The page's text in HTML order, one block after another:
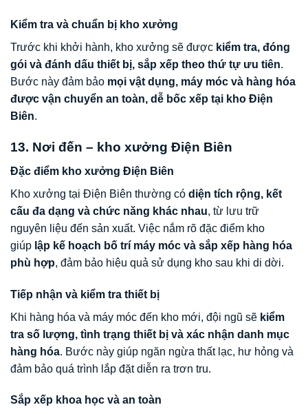
Kiểm tra và chuẩn bị kho xưởng
Trước khi khởi hành, kho xưởng sẽ được kiểm tra, đóng
gói và đánh dấu thiết bị, sắp xếp theo thứ tự ưu tiên.
Bước này đảm bảo mọi vật dụng, máy móc và hàng hóa
được vận chuyển an toàn, dễ bốc xếp tại kho Điện
Biên.
13. Nơi đến – kho xưởng Điện Biên
Đặc điểm kho xưởng Điện Biên
Kho xưởng tại Điện Biên thường có diện tích rộng, kết
cấu đa dạng và chức năng khác nhau, từ lưu trữ
nguyên liệu đến sản xuất. Việc nắm rõ đặc điểm kho
giúp lập kế hoạch bố trí máy móc và sắp xếp hàng hóa
phù hợp, đảm bảo hiệu quả sử dụng kho sau khi di dời.
Tiếp nhận và kiểm tra thiết bị
Khi hàng hóa và máy móc đến kho mới, đội ngũ sẽ kiểm
tra số lượng, tình trạng thiết bị và xác nhận danh mục
hàng hóa. Bước này giúp ngăn ngừa thất lạc, hư hỏng và
đảm bảo quá trình lắp đặt diễn ra trơn tru.
Sắp xếp khoa học và an toàn